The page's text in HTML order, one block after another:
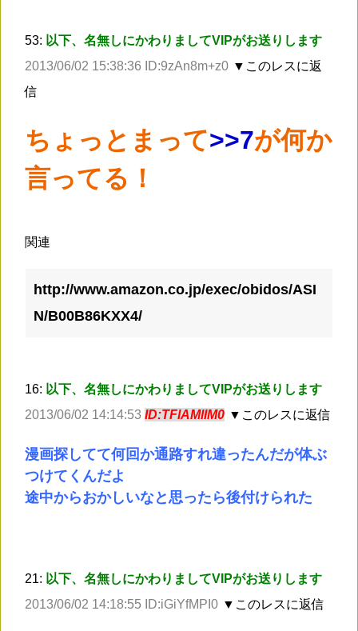
53: 以下、名無しにかわりましてVIPがお送りします
2013/06/02 15:38:36 ID:9zAn8m+z0 ▼このレスに返
信
ちょっとまって>>7が何か
言ってる！
関連
http://www.amazon.co.jp/exec/obidos/ASI
N/B00B86KXX4/
16: 以下、名無しにかわりましてVIPがお送りします
2013/06/02 14:14:53 ID:TFlAMlIM0 ▼このレスに返信
漫画探してて何回か通路すれ違ったんだが体ぶ
つけてくんだよ
途中からおかしいなと思ったら後付けられた
21: 以下、名無しにかわりましてVIPがお送りします
2013/06/02 14:18:55 ID:iGiYfMPI0 ▼このレスに返信